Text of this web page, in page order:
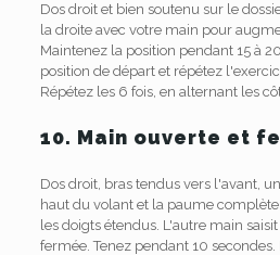
Dos droit et bien soutenu sur le
la droite avec votre main pour
Maintenez la position pendant 15 à
position de départ et répétez
Répétez les 6 fois, en alternant les
10. Main ouverte et
Dos droit, bras tendus vers l'avant,
haut du volant et la paume
les doigts étendus. L'autre main
fermée. Tenez pendant 10 secondes.